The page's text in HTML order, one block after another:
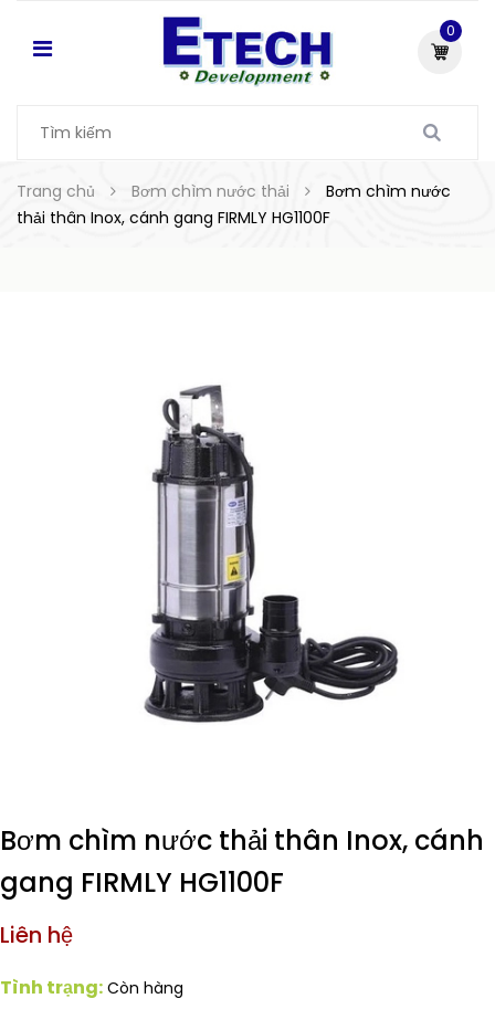
0
Trang chủ Bơm chìm nước thải
Bơm chìm nước
thải thân Inox, cánh gang FIRMLY HG1100F
Bơm chìm nước thải thân Inox, cánh
gang FIRMLY HG1100F
Liên hệ
Tình trạng: Còn hàng